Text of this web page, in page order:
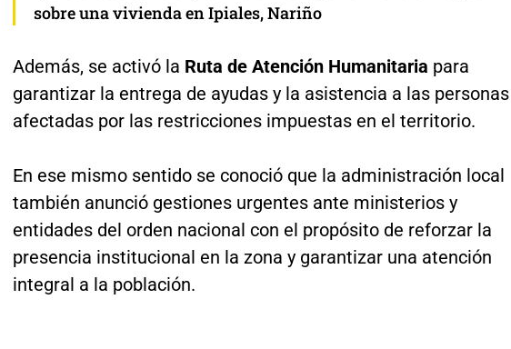
sobre una vivienda en Ipiales, Nariño
Además, se activó la Ruta de Atención Humanitaria para
garantizar la entrega de ayudas y la asistencia a las personas
afectadas por las restricciones impuestas en el territorio.
En ese mismo sentido se conoció que la administración local
también anunció gestiones urgentes ante ministerios y
entidades del orden nacional con el propósito de reforzar la
presencia institucional en la zona y garantizar una atención
integral a la población.